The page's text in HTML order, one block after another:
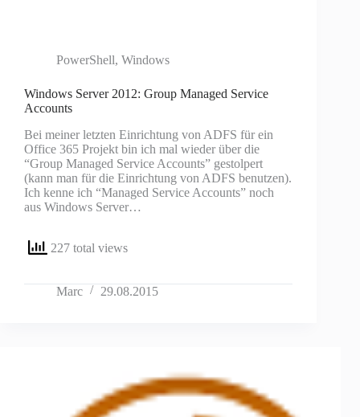
PowerShell, Windows
Windows Server 2012: Group Managed Service
Accounts
Bei meiner letzten Einrichtung von ADFS für ein
Office 365 Projekt bin ich mal wieder über die
“Group Managed Service Accounts” gestolpert
(kann man für die Einrichtung von ADFS benutzen).
Ich kenne ich “Managed Service Accounts” noch
aus Windows Server…
227 total views
Marc 29.08.2015